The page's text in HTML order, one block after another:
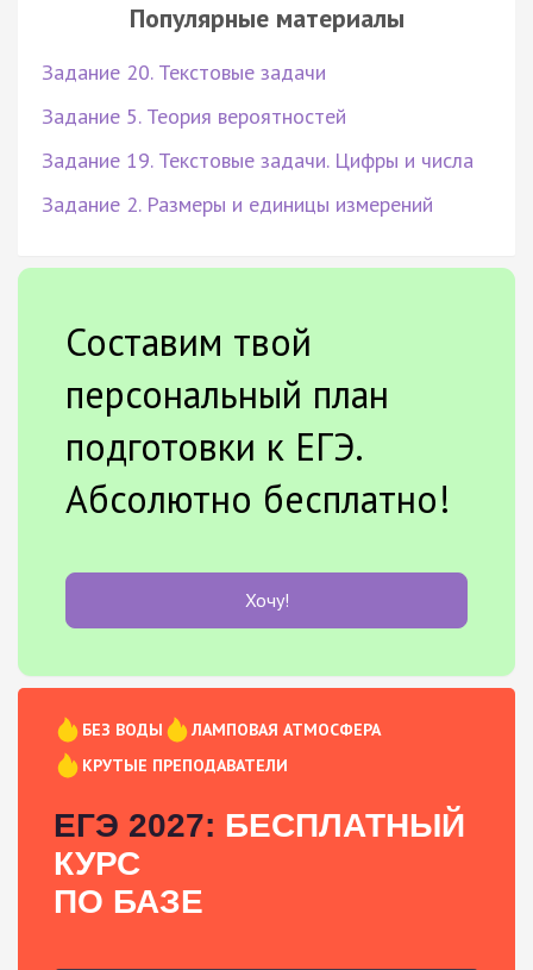
Популярные материалы
Задание 20. Текстовые задачи
Задание 5. Теория вероятностей
Задание 19. Текстовые задачи. Цифры и числа
Задание 2. Размеры и единицы измерений
Составим твой
персональный план
подготовки к ЕГЭ.
Абсолютно бесплатно!
Хочу!
БЕЗ ВОДЫ
ЛАМПОВАЯ АТМОСФЕРА
КРУТЫЕ ПРЕПОДАВАТЕЛИ
ЕГЭ 2027: БЕСПЛАТНЫЙ
КУРС
ПО БАЗЕ